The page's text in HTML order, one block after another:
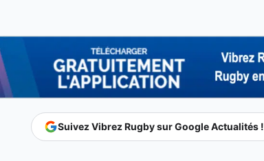
Suivez Vibrez Rugby sur Google Actualités !